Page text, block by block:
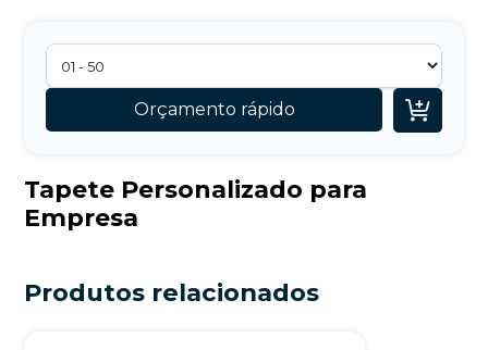
Orçamento rápido 
Tapete Personalizado para
Empresa
Produtos relacionados